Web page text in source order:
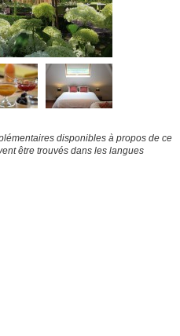
disponibles à propos de ce
être trouvés dans les langues